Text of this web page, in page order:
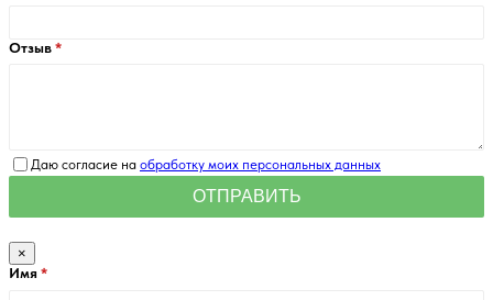
Отзыв
Даю согласие на обработку моих персональных данных
×
Имя